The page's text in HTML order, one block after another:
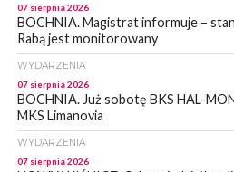
07 sierpnia 2026
BOCHNIA. Magistrat informuje –
Rabą jest monitorowany
WYDARZENIA
07 sierpnia 2026
BOCHNIA. Już sobotę BKS HAL-
MKS Limanovia
WYDARZENIA
07 sierpnia 2026